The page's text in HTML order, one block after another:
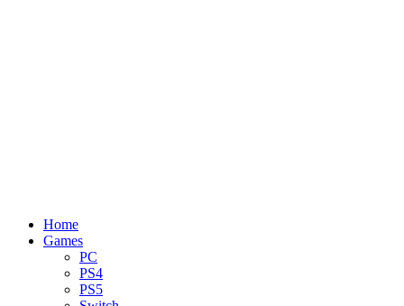
Home
Games
PC
PS4
PS5